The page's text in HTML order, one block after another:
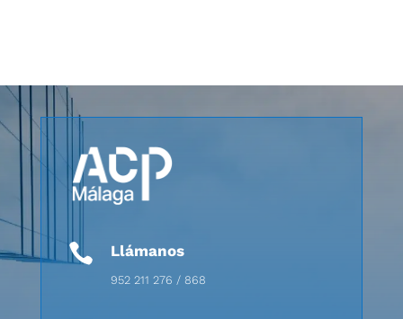
 Llámanos
952 211 276 / 868